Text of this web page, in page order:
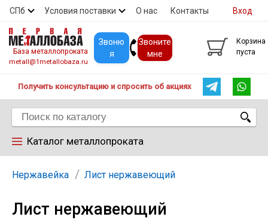
СПб Условия поставки О нас Контакты
Скидки Прайс Покупателям
Вход
База металлопроката
metall@1metallobaza.ru
Звоню
я
Звоните
мне
Корзина
пуста
Получить консультацию и спросить об акциях
Каталог металлопроката
Арматура
Труба профильная
Нержавейка Лист нержавеющий
Лист нержавеющий